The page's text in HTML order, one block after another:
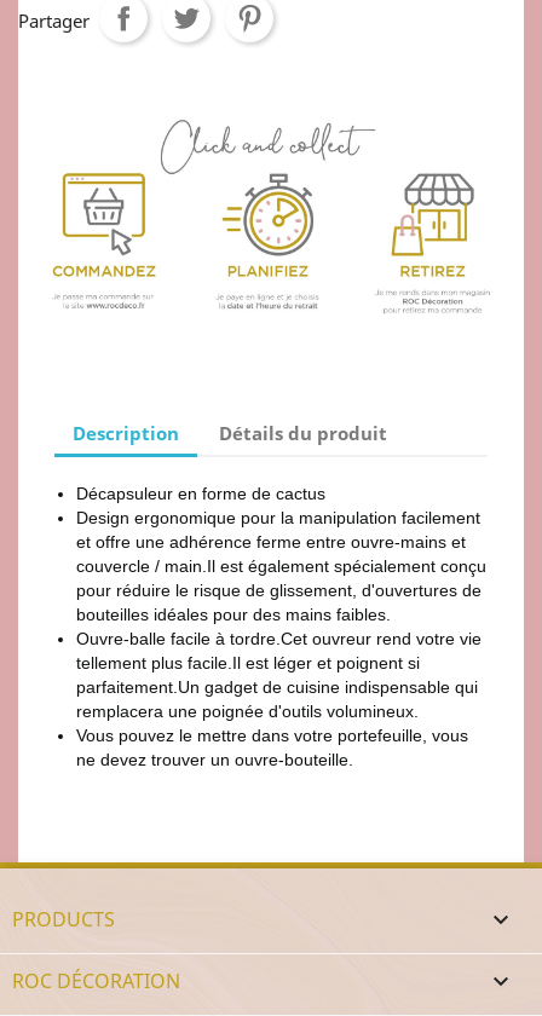
Partager
Description Détails du produit
Décapsuleur en forme de cactus
Design ergonomique pour la manipulation facilement
et offre une adhérence ferme entre ouvre-mains et
couvercle / main.Il est également spécialement conçu
pour réduire le risque de glissement, d'ouvertures de
bouteilles idéales pour des mains faibles.
Ouvre-balle facile à tordre.Cet ouvreur rend votre vie
tellement plus facile.Il est léger et poignent si
parfaitement.Un gadget de cuisine indispensable qui
remplacera une poignée d'outils volumineux.
Vous pouvez le mettre dans votre portefeuille, vous
ne devez trouver un ouvre-bouteille.
PRODUCTS 
ROC DÉCORATION 